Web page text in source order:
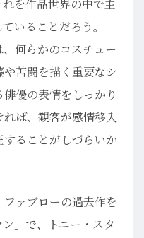
を作品世界の中で主
いることだろう。
何らかのコスチュー
苦闘を描く重要なシ
優の表情をしっかり
ば、観客が感情移入
ることがしづらいか
ァブローの過去作を
」で、トニー・スタ